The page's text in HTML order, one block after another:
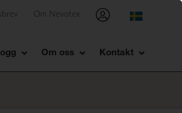
Om Nevotex
Om oss Kontakt